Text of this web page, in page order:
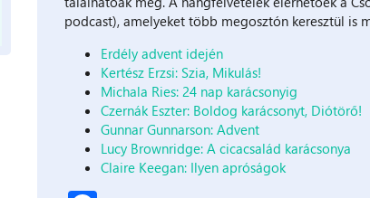
podcast), amelyeket több megosztón keresztül is
Erdély advent idején
Kertész Erzsi: Szia, Mikulás!
Michala Ries: 24 nap karácsonyig
Czernák Eszter: Boldog karácsonyt, Diótörő!
Gunnar Gunnarson: Advent
Lucy Brownridge: A cicacsalád karácsonya
Claire Keegan: Ilyen apróságok